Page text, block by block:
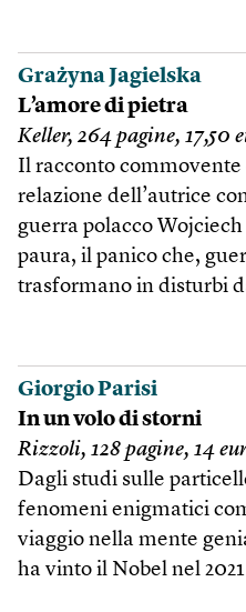
Grażyna Jagielska
L’amore di pietra
Keller, 264 pagine, 17,50
Il racconto commovente
relazione dell’autrice
guerra polacco Wojciech
paura, il panico che,
trasformano in disturbi
Giorgio Parisi
In un volo di storni
Rizzoli, 128 pagine, 14
Dagli studi sulle
fenomeni enigmatici
viaggio nella mente
ha vinto il Nobel nel